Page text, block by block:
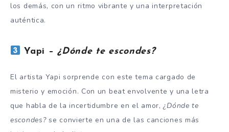
los demás, con un ritmo vibrante y una interpretación
auténtica.
Yapi –¿Dónde te escondes?
El artista Yapi sorprende con este tema cargado de
misterio y emoción. Con un beat envolvente y una letra
que habla de la incertidumbre en el amor,¿Dónde te
escondes?se convierte en una de las canciones más